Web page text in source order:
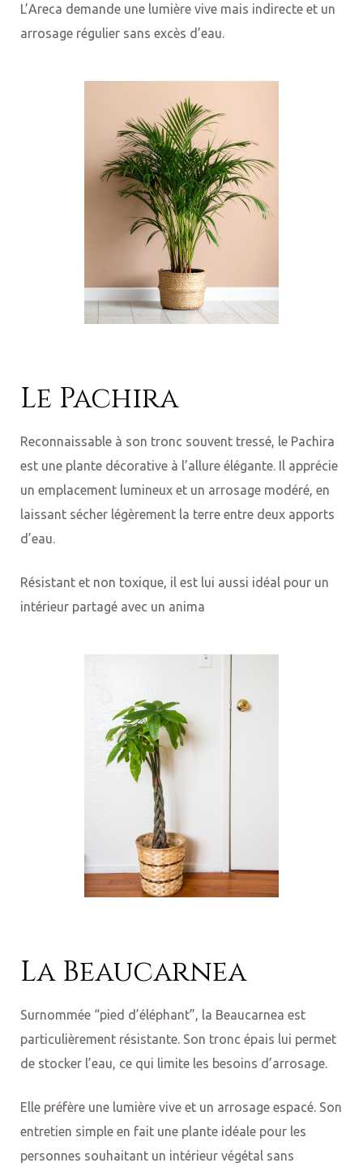
L’Areca demande une lumière vive mais indirecte et un
arrosage régulier sans excès d’eau.
Le Pachira
Reconnaissable à son tronc souvent tressé, le Pachira
est une plante décorative à l’allure élégante. Il apprécie
un emplacement lumineux et un arrosage modéré, en
laissant sécher légèrement la terre entre deux apports
d’eau.
Résistant et non toxique, il est lui aussi idéal pour un
intérieur partagé avec un anima
La Beaucarnea
Surnommée “pied d’éléphant”, la Beaucarnea est
particulièrement résistante. Son tronc épais lui permet
de stocker l’eau, ce qui limite les besoins d’arrosage.
Elle préfère une lumière vive et un arrosage espacé. Son
entretien simple en fait une plante idéale pour les
personnes souhaitant un intérieur végétal sans